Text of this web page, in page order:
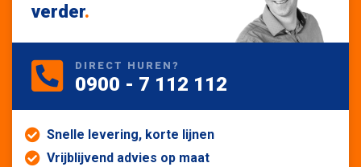
verder.
DIRECT HUREN?
0900 - 7 112 112
Snelle levering, korte lijnen
Vrijblijvend advies op maat